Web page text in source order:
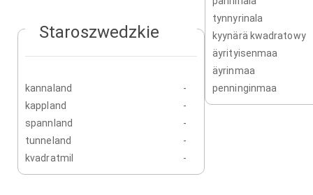
Staroszwedzkie
kannaland
-
kappland
-
spannland
-
tunneland
-
kvadratmil
-
tynnyrinala
kyynärä kwadratowy
äyrityisenmaa
äyrinmaa
penninginmaa